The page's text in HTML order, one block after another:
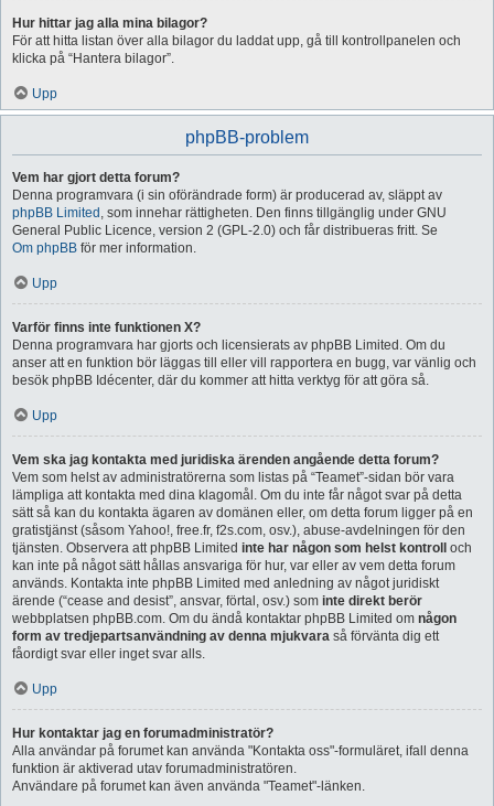
Hur hittar jag alla mina bilagor?
För att hitta listan över alla bilagor du laddat upp, gå till kontrollpanelen och
klicka på “Hantera bilagor”.
Upp
phpBB-problem
Vem har gjort detta forum?
Denna programvara (i sin oförändrade form) är producerad av, släppt av
phpBB Limited , som innehar rättigheten. Den finns tillgänglig under GNU
General Public Licence, version 2 (GPL-2.0) och får distribueras fritt. Se
Om phpBB för mer information.
Upp
Varför finns inte funktionen X?
Denna programvara har gjorts och licensierats av phpBB Limited. Om du
anser att en funktion bör läggas till eller vill rapportera en bugg, var vänlig och
besök phpBB Idécenter, där du kommer att hitta verktyg för att göra så.
Upp
Vem ska jag kontakta med juridiska ärenden angående detta forum?
Vem som helst av administratörerna som listas på “Teamet”-sidan bör vara
lämpliga att kontakta med dina klagomål. Om du inte får något svar på detta
sätt så kan du kontakta ägaren av domänen eller, om detta forum ligger på en
gratistjänst (såsom Yahoo!, free.fr, f2s.com, osv.), abuse-avdelningen för den
tjänsten. Observera att phpBB Limited inte har någon som helst kontroll
och
kan inte på något sätt hållas ansvariga för hur, var eller av vem detta forum
används. Kontakta inte phpBB Limited med anledning av något juridiskt
ärende (“cease and desist”, ansvar, förtal, osv.) som inte direkt berör
webbplatsen phpBB.com. Om du ändå kontaktar phpBB Limited om någon
form av tredjepartsanvändning av denna mjukvara så förvänta dig ett
fåordigt svar eller inget svar alls.
Upp
Hur kontaktar jag en forumadministratör?
Alla användar på forumet kan använda "Kontakta oss"-formuläret, ifall denna
funktion är aktiverad utav forumadministratören.
Användare på forumet kan även använda "Teamet"-länken.